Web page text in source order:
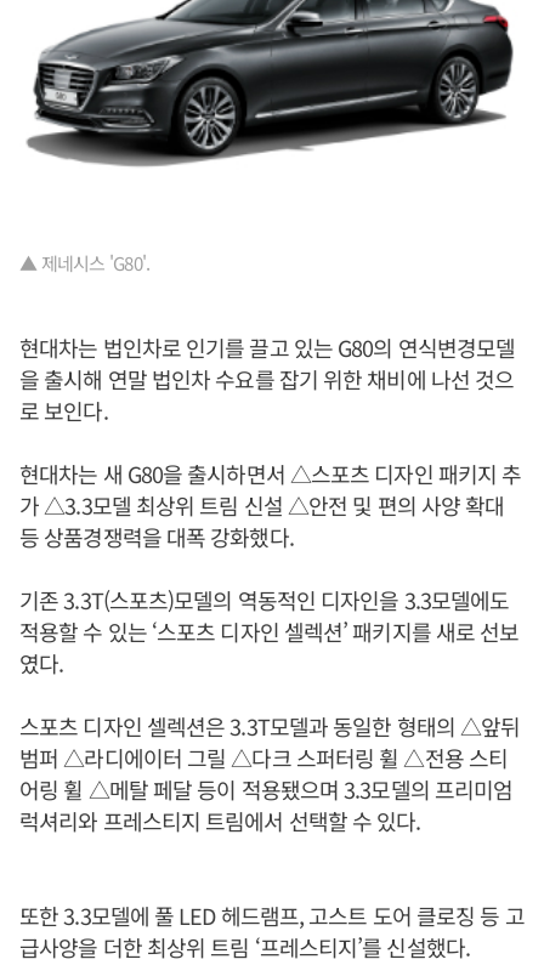
▲ 제네시스 'G80'.
현대차는 법인차로 인기를 끌고 있는 G80의 연식변경모델
을 출시해 연말 법인차 수요를 잡기 위한 채비에 나선 것으
로 보인다.
현대차는 새 G80을 출시하면서 △스포츠 디자인 패키지 추
가 △3.3모델 최상위 트림 신설 △안전 및 편의 사양 확대
등 상품경쟁력을 대폭 강화했다.
기존 3.3T(스포츠)모델의 역동적인 디자인을 3.3모델에도
적용할 수 있는 ‘스포츠 디자인 셀렉션’ 패키지를 새로 선보
였다.
스포츠 디자인 셀렉션은 3.3T모델과 동일한 형태의 △앞뒤
범퍼 △라디에이터 그릴 △다크 스퍼터링 휠 △전용 스티
어링 휠 △메탈 페달 등이 적용됐으며 3.3모델의 프리미엄
럭셔리와 프레스티지 트림에서 선택할 수 있다.
또한 3.3모델에 풀 LED 헤드램프, 고스트 도어 클로징 등 고
급사양을 더한 최상위 트림 ‘프레스티지’를 신설했다.